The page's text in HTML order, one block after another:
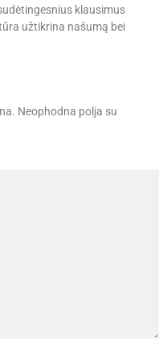
klausimus
užtikrina našumą bei
Neophodna polja su